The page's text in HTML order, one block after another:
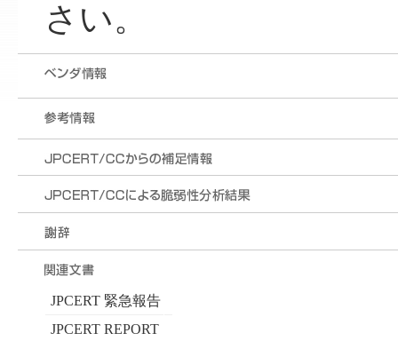
さい。
JPCERT 緊急報告
JPCERT REPORT